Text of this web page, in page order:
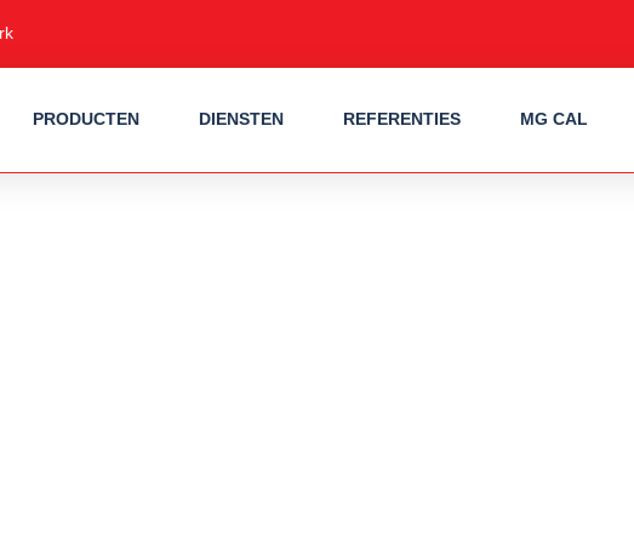
PRODUCTEN DIENSTEN REFERENTIES MG CAL